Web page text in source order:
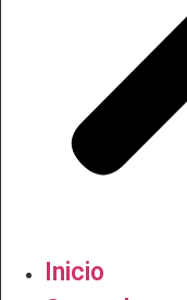
Inicio